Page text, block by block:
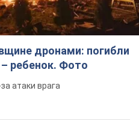
дронами: погибли
ребенок. Фото
атаки врага